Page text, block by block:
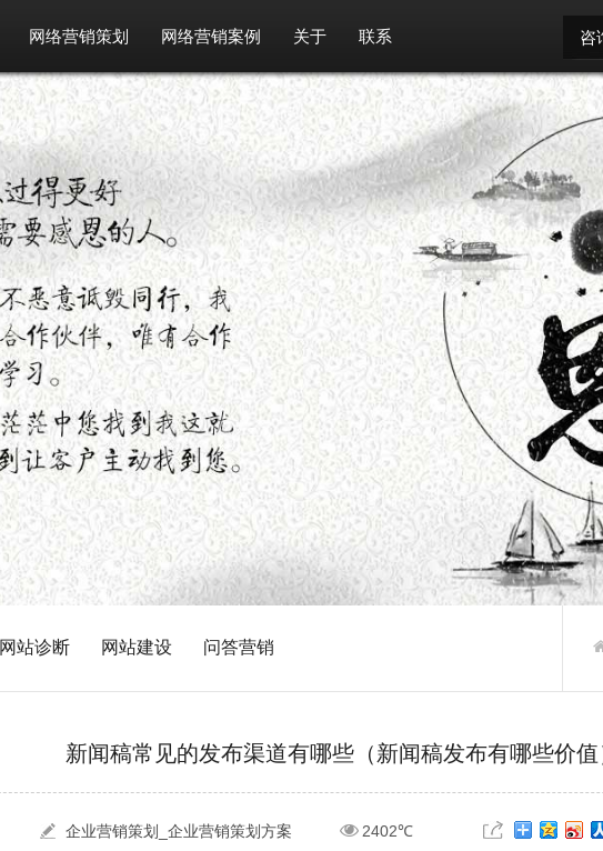
网络营销策划 网络营销案例 关于 联系 咨
网站诊断 网站建设 问答营销
新闻稿常见的发布渠道有哪些（新闻稿发布有哪些价值
企业营销策划_企业营销策划方案 2402℃